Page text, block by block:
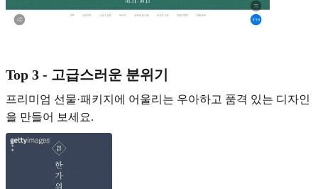
Top 3 - 고급스러운 분위기
프리미엄 선물·패키지에 어울리는 우아하고 품격 있는 디자인
을 만들어 보세요.